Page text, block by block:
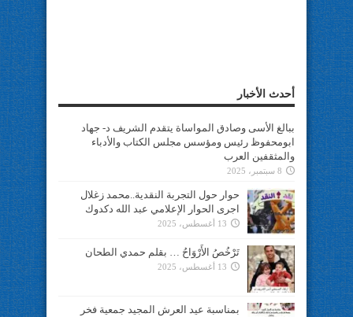
أحدث الأخبار
ببالغ الأسى وصادق المواساة يتقدم الشريف د- جهاد
ابومحفوظ رئيس ومؤسس مجلس الكتاب والأدباء
والمثقفين العرب
8 سبتمبر، 2025
حوار حول التجربة النقدية..محمد زغلال
اجرى الحوار الإعلامي عبد الله دكدوك
13 أغسطس، 2025
تَرْخُصُ الأَرْوَاحُ … بقلم حمدي الطحان
13 أغسطس، 2025
بمناسبة عيد العرش المجيد جمعية فخر